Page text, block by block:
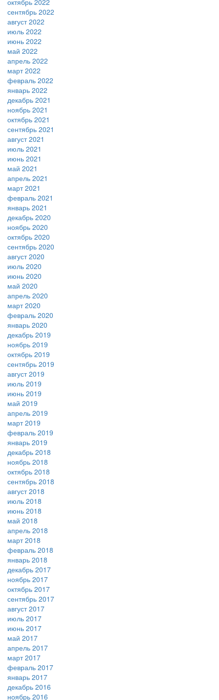
октябрь 2022
сентябрь 2022
август 2022
июль 2022
июнь 2022
май 2022
апрель 2022
март 2022
февраль 2022
январь 2022
декабрь 2021
ноябрь 2021
октябрь 2021
сентябрь 2021
август 2021
июль 2021
июнь 2021
май 2021
апрель 2021
март 2021
февраль 2021
январь 2021
декабрь 2020
ноябрь 2020
октябрь 2020
сентябрь 2020
август 2020
июль 2020
июнь 2020
май 2020
апрель 2020
март 2020
февраль 2020
январь 2020
декабрь 2019
ноябрь 2019
октябрь 2019
сентябрь 2019
август 2019
июль 2019
июнь 2019
май 2019
апрель 2019
март 2019
февраль 2019
январь 2019
декабрь 2018
ноябрь 2018
октябрь 2018
сентябрь 2018
август 2018
июль 2018
июнь 2018
май 2018
апрель 2018
март 2018
февраль 2018
январь 2018
декабрь 2017
ноябрь 2017
октябрь 2017
сентябрь 2017
август 2017
июль 2017
июнь 2017
май 2017
апрель 2017
март 2017
февраль 2017
январь 2017
декабрь 2016
ноябрь 2016